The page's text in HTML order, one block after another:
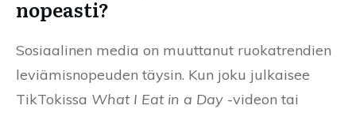
nopeasti?
Sosiaalinen media on muuttanut ruokatrendien
leviämisnopeuden täysin. Kun joku julkaisee
TikTokissa What I Eat in a Day -videon tai